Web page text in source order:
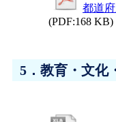
都道
(PDF:168 KB)
5．教育・文化